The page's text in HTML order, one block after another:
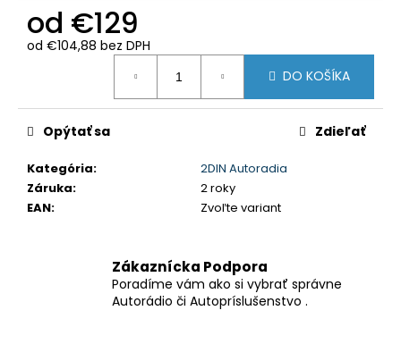
od €129
od €104,88 bez DPH
DO KOŠÍKA
Kategória:
2DIN Autoradia
Záruka:
2 roky
EAN: Zvoľte variant
Opýtať sa Zdieľať
Zákaznícka Podpora
Poradíme vám ako si vybrať správne
Autorádio či Autopríslušenstvo .
a
m
e
5-
PALCOVÉ
1DIN
CARPLAY
&
ANDROID